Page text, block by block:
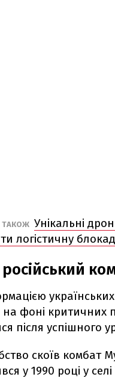
ТАКОЖ Унікальні
логістичну
фоні критичних
після успішного
скоїв комбат
у 1990 році у